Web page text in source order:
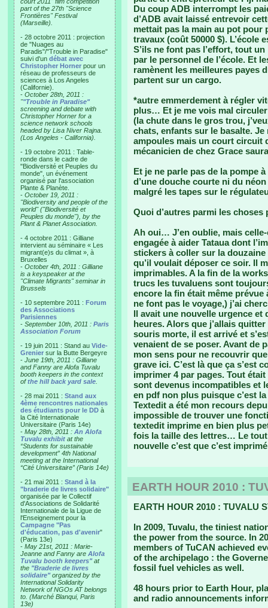
part of the 27th "Science
Frontières" Festival
(Marseille).
- 28 octobre 2011 : projection
de "Nuages au
Paradis"/"Trouble in Paradise"
suivi d'un débat avec
Christopher Horner pour un
réseau de professeurs de
sciences à Los Angeles
(Californie).
- October 28th, 2011 :
""Trouble in Paradise"
screening and debate with
Christopher Horner for a
science network schools
headed by Lisa Niver Rajna.
(Los Angeles - California).
- 19 octobre 2011 : Table-
ronde dans le cadre de
"Biodiversité et Peuples du
monde", un événement
organisé par l'association
Plante & Planète.
- October 19, 2011 :
"Biodiversity and people of the
world" ("Biodiversité et
Peuples du monde"), by the
Plant & Planet Association.
- 4 octobre 2011 : Gilliane
intervient au séminaire « Les
migrant(e)s du climat », à
Bruxelles
- October 4th, 2011 : Gilliane
is a keyspeaker at the
"Climate Migrants" seminar in
Brussels
- 10 septembre 2011 : Forum
des Associations
Parisiennes
- September 10th, 2011 : Paris
Association Forum
- 19 juin 2011 : Stand au Vide-
Grenier sur la Butte Bergeyre
- June 19th, 2011 : Gilliane
and Fanny are Alofa Tuvalu
booth keepers in the context
ofthe hill back yard sale
- 28 mai 2011 : Stand aux
4ème rencontres nationales
des étudiants pour le DD à
la Cité Internationale
Universitaire (Paris 14e)
- May 28th, 2011 : An Alofa
Tuvalu exhibit at the
“Students for sustainable
development” 4th National
meeting at the International
“Cité Universitaire” (Paris 14e)
- 21 mai 2011 : Stand à la
"braderie de livres solidaire"
organisée par le Collectif
d'Associations de Solidarité
Internationale de la Ligue de
l'Enseignement pour la
Campagne "Pas
d'éducation, pas d'avenir"
(Paris 13e)
- May 21st, 2011 : Marie-
Jeanne and Fanny are Alofa
Tuvalu booth keepers"at
the "Braderie de livres
solidaire"organized by the
International Solidarity
Network of NGOs AT belongs
to. (Marché Blanqui, Paris
13e)
Du coup ADB interrompt les
d’ADB avait laissé entrevoir
mettait pas la main au pot pour
travaux (coût 50000 $). L’école
S’ils ne font pas l’effort, tout
par le personnel de l’école. Et
ramènent les meilleures payes
partent sur un cargo.
*autre emmerdement à régler
plus… Et je me vois mal
(la chute dans le gros trou,
chats, enfants sur le basalte.
ampoules mais un court circuit
mécanicien de chez Grace
Et je ne parle pas de la pompe
d’une douche courte ni du
malgré les tapes sur le
Quoi d’autres parmi les choses
Ah oui… J’en oublie, mais
engagée à aider Tataua dont
stickers à coller sur la
qu’il voulait déposer ce soir. Il
imprimables. A la fin de la
trucs les tuvaluens sont
encore la fin était même
ne font pas le voyage,) j’ai
Il avait une nouvelle urgence
heures. Alors que j’allais
souris morte, il est arrivé et
venaient de se poser. Avant de
mon sens pour ne recouvrir
grave ici. C’est là que ça s’est
imprimer 4 par pages. Tout
sont devenus incompatibles et
en pdf non plus puisque c’est
Textedit a été mon recours
impossible de trouver une
textedit imprime en bien plus
fois la taille des lettres… Le tout
nouvelle c’est que c’est
EARTH HOUR 2010 :
EARTH HOUR 2010 : TUVALU
In 2009, Tuvalu, the tiniest
the power from the source. In
members of TuCAN achieved
of the archipelago : the
fossil fuel vehicles as well.
48 hours prior to Earth Hour,
and radio announcements